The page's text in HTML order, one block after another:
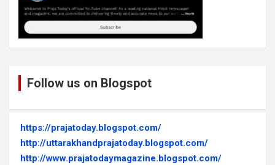
Follow us on Blogspot
https://prajatoday.blogspot.com/
http://uttarakhandprajatoday.blogspot.com/
http://www.prajatodaymagazine.blogspot.com/